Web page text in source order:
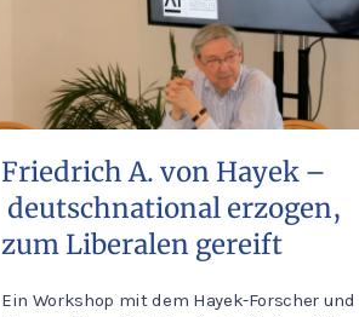
Friedrich A. von Hayek –
deutschnational erzogen,
zum Liberalen gereift
Ein Workshop mit dem Hayek-Forscher und